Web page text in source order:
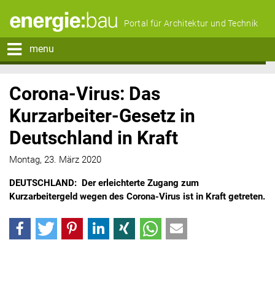
Portal für Architektur und Technik
menu
Corona-Virus: Das
Kurzarbeiter-Gesetz in
Deutschland in Kraft
Montag, 23. März 2020
DEUTSCHLAND: Der erleichterte Zugang zum
Kurzarbeitergeld wegen des Corona-Virus ist in Kraft getreten.